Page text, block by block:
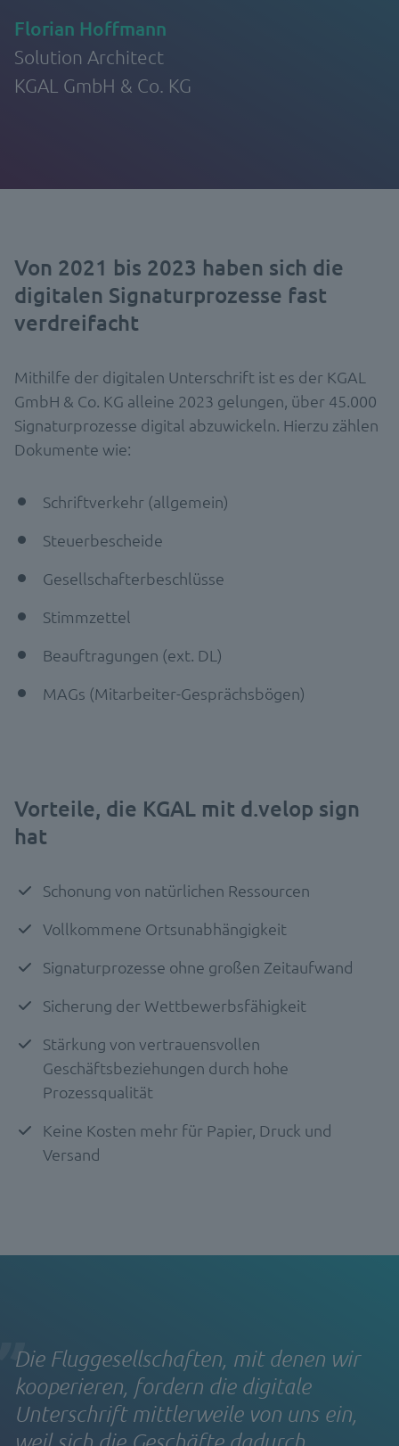
Florian Hoffmann
Solution Architect
KGAL GmbH & Co. KG
Von 2021 bis 2023 haben sich die
digitalen Signaturprozesse fast
verdreifacht
Mithilfe der digitalen Unterschrift ist es der KGAL
GmbH & Co. KG alleine 2023 gelungen, über 45.000
Signaturprozesse digital abzuwickeln. Hierzu zählen
Dokumente wie:
Schriftverkehr (allgemein)​
Steuerbescheide​
Gesellschafterbeschlüsse​
Stimmzettel​
Beauftragungen (ext. DL)​
MAGs (Mitarbeiter-Gesprächsbögen)​
Vorteile, die KGAL mit d.velop sign
hat
Schonung von natürlichen Ressourcen
Vollkommene Ortsunabhängigkeit
Signaturprozesse ohne großen Zeitaufwand
Sicherung der Wettbewerbsfähigkeit
Stärkung von vertrauensvollen
Geschäftsbeziehungen durch hohe
Prozessqualität
Keine Kosten mehr für Papier, Druck und
Versand
Die Fluggesellschaften, mit denen wir
kooperieren, fordern die digitale
Unterschrift mittlerweile von uns ein,